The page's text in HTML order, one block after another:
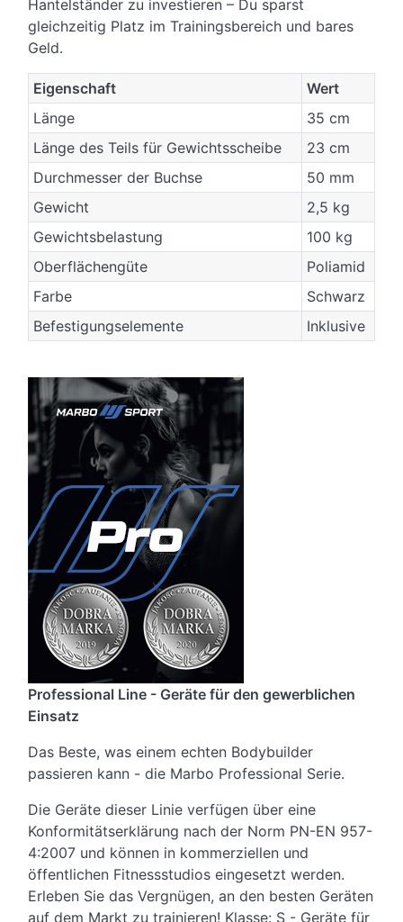
Hantelständer zu investieren – Du sparst
gleichzeitig Platz im Trainingsbereich und bares
Geld.
Eigenschaft
Wert
Länge
35 cm
Länge des Teils für Gewichtsscheibe
23 cm
Durchmesser der Buchse
50 mm
Gewicht
2,5 kg
Gewichtsbelastung
100 kg
Oberflächengüte
Poliamid
Farbe
Schwarz
Befestigungselemente
Inklusive
Professional Line - Geräte für den gewerblichen
Einsatz
Das Beste, was einem echten Bodybuilder
passieren kann - die Marbo Professional Serie.
Die Geräte dieser Linie verfügen über eine
Konformitätserklärung nach der Norm PN-EN 957-
4:2007 und können in kommerziellen und
öffentlichen Fitnessstudios eingesetzt werden.
Erleben Sie das Vergnügen, an den besten Geräten
auf dem Markt zu trainieren! Klasse: S - Geräte für